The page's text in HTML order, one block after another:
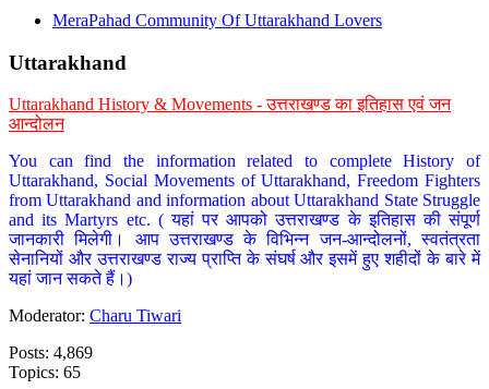
MeraPahad Community Of Uttarakhand Lovers
Uttarakhand
Uttarakhand History & Movements - उत्तराखण्ड का इतिहास एवं जन
आन्दोलन
You can find the information related to complete History of
Uttarakhand, Social Movements of Uttarakhand, Freedom Fighters
from Uttarakhand and information about Uttarakhand State Struggle
and its Martyrs etc. ( यहां पर आपको उत्तराखण्ड के इतिहास की संपूर्ण
जानकारी मिलेगी। आप उत्तराखण्ड के विभिन्न जन-आन्दोलनों, स्वतंत्रता
सेनानियों और उत्तराखण्ड राज्य प्राप्ति के संघर्ष और इसमें हुए शहीदों के बारे में
यहां जान सकते हैं।)
Moderator: Charu Tiwari
Posts: 4,869
Topics: 65